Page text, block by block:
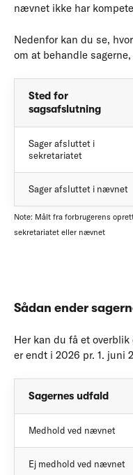
nævnet ikke har
Nedenfor kan du se,
om at behandle
Sted for
sagsafslutning
Sager afsluttet i
sekretariatet
Sager afsluttet i nævnet
Note: Målt fra forbrugerens
sekretariatet eller nævnet
Sådan ender
Her kan du få et
er endt i 2026 pr. 1. juni
Sagernes udfald
Medhold ved nævnet
Ej medhold ved nævnet